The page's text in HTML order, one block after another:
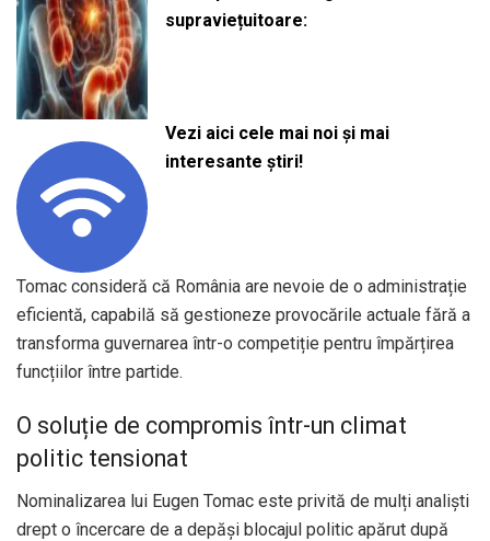
supraviețuitoare:
Vezi aici cele mai noi și mai
interesante știri!
Tomac consideră că România are nevoie de o administrație
eficientă, capabilă să gestioneze provocările actuale fără a
transforma guvernarea într-o competiție pentru împărțirea
funcțiilor între partide.
O soluție de compromis într-un climat
politic tensionat
Nominalizarea lui Eugen Tomac este privită de mulți analiști
drept o încercare de a depăși blocajul politic apărut după